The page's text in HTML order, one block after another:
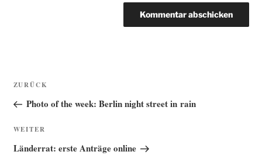
Beitragsnavigation
Vorheriger
Beitrag
ZURÜCK
Photo of the week: Berlin night street in rain
Nächster
Beitrag
WEITER
Länderrat: erste Anträge online